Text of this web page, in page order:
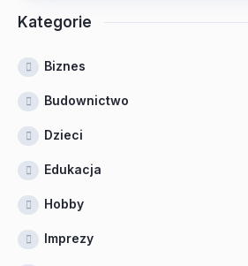
Kategorie
Biznes
Budownictwo
Dzieci
Edukacja
Hobby
Imprezy